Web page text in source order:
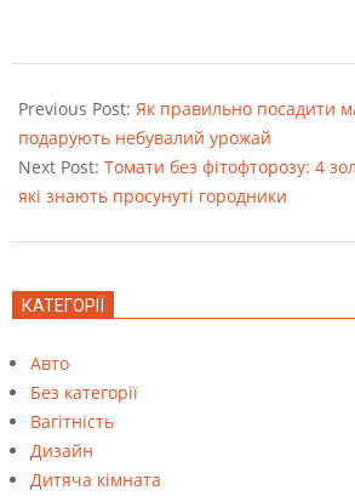
08-
24
Previous Post: Як правильно посадити
подарують небувалий урожай
Next Post: Томати без фітофторозу: 4
які знають просунуті городники
КАТЕГОРІЇ
Авто
Без категорії
Вагітність
Дизайн
Дитяча кімната